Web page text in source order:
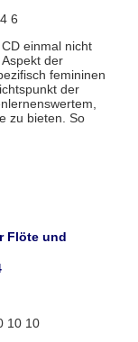
6
einmal nicht
der
femininen
der
zu bieten. So
Flöte und
10 10